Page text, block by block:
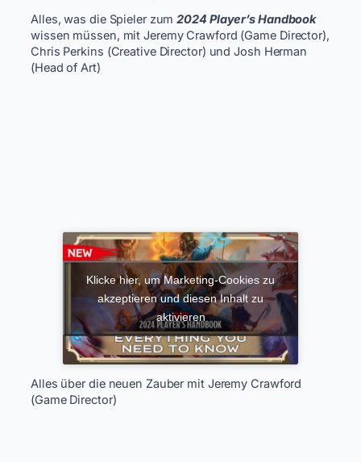
Alles, was die Spieler zum2024 Player’s Handbook
wissen müssen, mit Jeremy Crawford (Game Director),
Chris Perkins (Creative Director) und Josh Herman
(Head of Art)
Klicke hier, um Marketing-Cookies zu
akzeptieren und diesen Inhalt zu
aktivieren
Alles über die neuen Zauber mit Jeremy Crawford
(Game Director)